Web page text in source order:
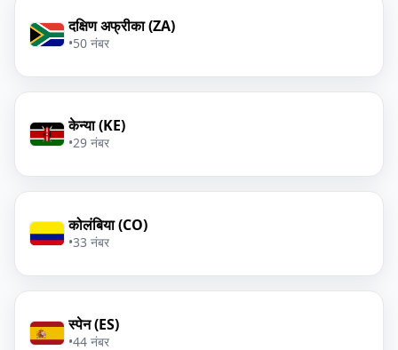
दक्षिण अफ्रीका (ZA)
•50 नंबर
केन्या (KE)
•29 नंबर
कोलंबिया (CO)
•33 नंबर
स्पेन (ES)
•44 नंबर